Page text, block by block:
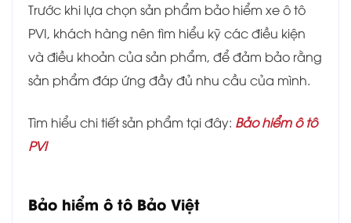
Trước khi lựa chọn sản phẩm bảo hiểm xe ô tô
PVI, khách hàng nên tìm hiểu kỹ các điều kiện
và điều khoản của sản phẩm, để đảm bảo rằng
sản phẩm đáp ứng đầy đủ nhu cầu của mình.
Tìm hiểu chi tiết sản phẩm tại đây: Bảo hiểm ô tô
PVI
Bảo hiểm ô tô Bảo Việt